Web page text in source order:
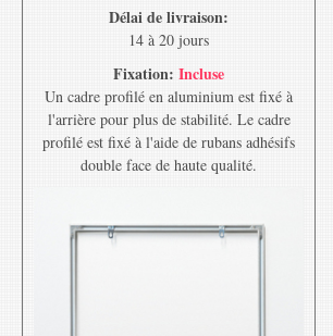
Délai de livraison:
14 à 20 jours
Fixation: Incluse
Un cadre profilé en aluminium est fixé à
l'arrière pour plus de stabilité. Le cadre
profilé est fixé à l'aide de rubans adhésifs
double face de haute qualité.